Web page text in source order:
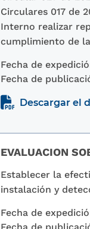
Circulares 017 de
Interno realizar
cumplimiento de
Fecha de
Fecha de
Descargar el
EVALUACION
Establecer la
instalación y
Fecha de